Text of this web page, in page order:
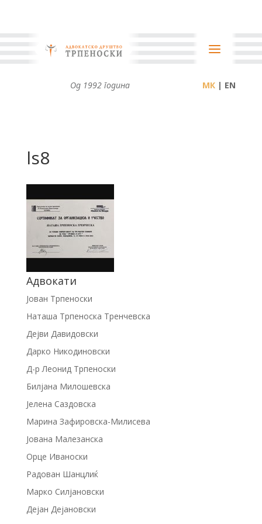
Од 1992 година | EN
ls8
Адвокати
Јован Трпеноски
Наташа Трпеноска Тренчевска
Дејви Давидовски
Дарко Никодиновски
Д-р Леонид Трпеноски
Билјана Милошевска
Јелена Саздовска
Марина Зафировска-Милисева
Јована Малезанска
Орце Иваноски
Радован Шанцлиќ
Марко Силјановски
Дејан Дејановски